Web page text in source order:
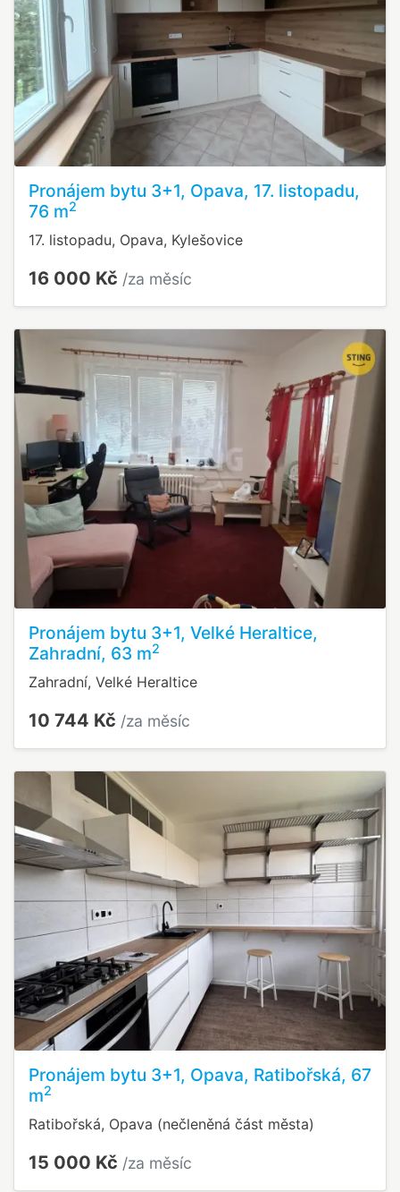
Pronájem bytu 3+1, Opava, 17. listopadu,
76 m2
17. listopadu, Opava, Kylešovice
16 000 Kč /za měsíc
Pronájem bytu 3+1, Velké Heraltice,
Zahradní, 63 m2
Zahradní, Velké Heraltice
10 744 Kč /za měsíc
Pronájem bytu 3+1, Opava, Ratibořská, 67
m2
Ratibořská, Opava (nečleněná část města)
15 000 Kč /za měsíc